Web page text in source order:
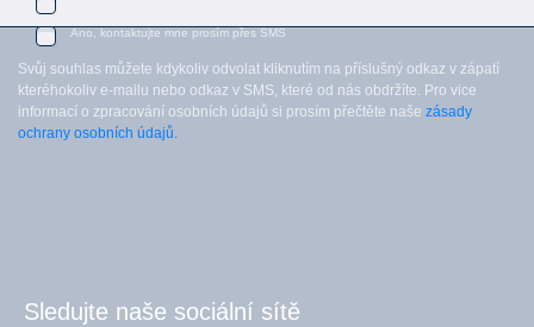
Ano, kontaktujte mne prosím přes SMS
Svůj souhlas můžete kdykoliv odvolat kliknutím na příslušný odkaz v zápatí
kteréhokoliv e-mailu nebo odkaz v SMS, které od nás obdržíte. Pro vice
informací o zpracování osobních údajů si prosím přečtěte naše zásady
ochrany osobních údajů.
Sledujte naše sociální sítě